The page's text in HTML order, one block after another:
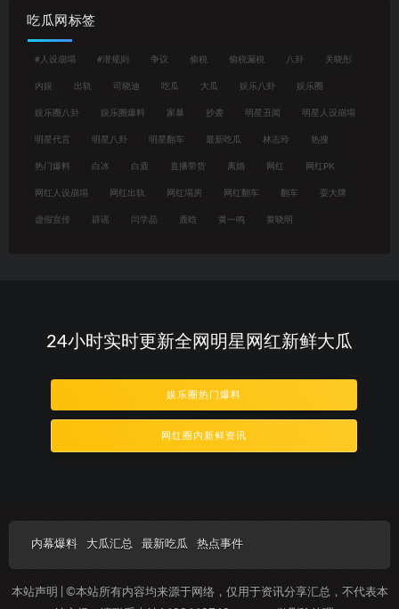
吃瓜网标签
#人设崩塌 #潜规则 争议 偷税 偷税漏税 八卦 关晓彤
内娱 出轨 司晓迪 吃瓜 大瓜 娱乐八卦 娱乐圈
娱乐圈八卦 娱乐圈爆料 家暴 抄袭 明星丑闻 明星人设崩塌
明星代言 明星八卦 明星翻车 最新吃瓜 林志玲 热搜
热门爆料 白冰 白鹿 直播带货 离婚 网红 网红PK
网红人设崩塌 网红出轨 网红塌房 网红翻车 翻车 耍大牌
虚假宣传 辟谣 闫学晶 鹿晗 黄一鸣 黄晓明
24小时实时更新全网明星网红新鲜大瓜
娱乐圈热门爆料
网红圈内新鲜资讯
内幕爆料 大瓜汇总 最新吃瓜 热点事件
本站声明 | ©本站所有内容均来源于网络，仅用于资讯分享汇总，不代表本